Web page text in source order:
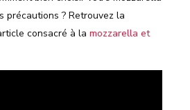
précautions ? Retrouvez la
consacré à la mozzarella et